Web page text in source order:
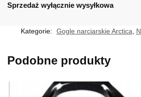
Sprzedaż wyłącznie wysyłkowa
Kategorie: Gogle narciarskie Arctica
Podobne produkty